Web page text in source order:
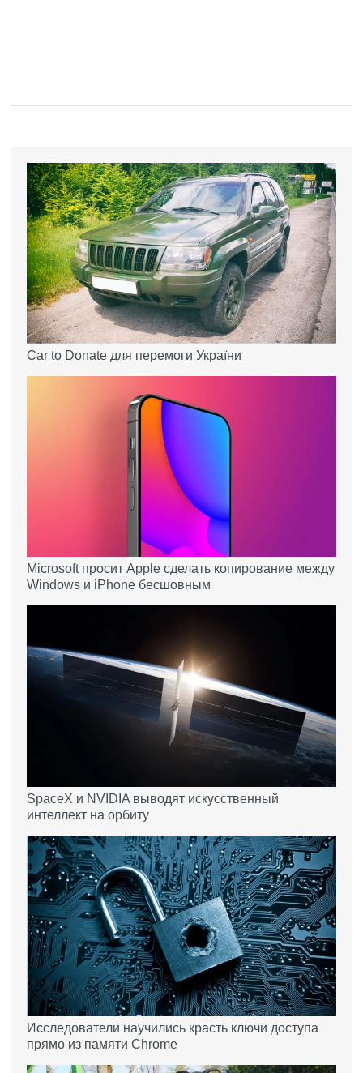
Car to Donate для перемоги України
Microsoft просит Apple сделать копирование между
Windows и iPhone бесшовным
SpaceX и NVIDIA выводят искусственный
интеллект на орбиту
Исследователи научились красть ключи доступа
прямо из памяти Chrome